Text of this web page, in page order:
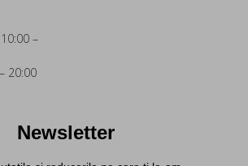
–
20:00
Newsletter